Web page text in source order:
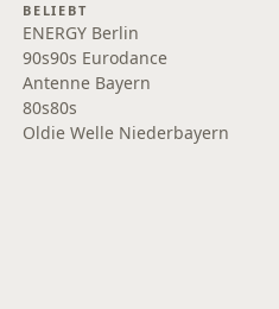
BELIEBT
ENERGY Berlin
90s90s Eurodance
Antenne Bayern
80s80s
Oldie Welle Niederbayern